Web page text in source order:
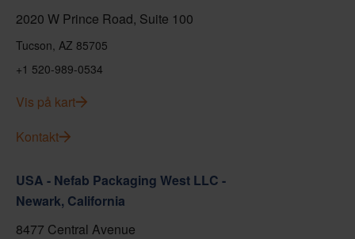
2020 W Prince Road, Suite 100
Tucson, AZ 85705
+1 520-989-0534
Vis på kart
Kontakt
USA - Nefab Packaging West LLC -
Newark, California
8477 Central Avenue